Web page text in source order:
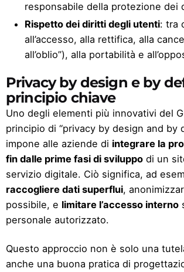
responsabile della protezione dei
Rispetto dei diritti degli utenti: tra
all’accesso, alla rettifica, alla
all’oblio”), alla portabilità e
Privacy by design e by
principio chiave
Uno degli elementi più innovativi del
principio di “privacy by design and by
impone alle aziende di integrare la
fin dalle prime fasi di sviluppo di un
servizio digitale. Ciò significa, ad
raccogliere dati superflui,
possibile, e limitare l’accesso interno
personale autorizzato.
Questo approccio non è solo una
anche una buona pratica di